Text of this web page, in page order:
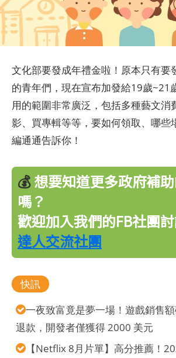
文化部要發成年禮金啦！原本只有要
的青年們，現在宣布加發給19歲~21
用的範圍非常廣泛，包括多種藝文消
影、買專輯等等，要如何領取、哪些
編通通告訴你！
💰想要知道更多政府補
嗎？
歡迎加入我們的FB社團討
達人交流社團
快訊
一夜致富竟是夢一場！遊戲銷售
退款，開發者僅獲得 2000 美元
【Netflix 8月片單】高分推薦！